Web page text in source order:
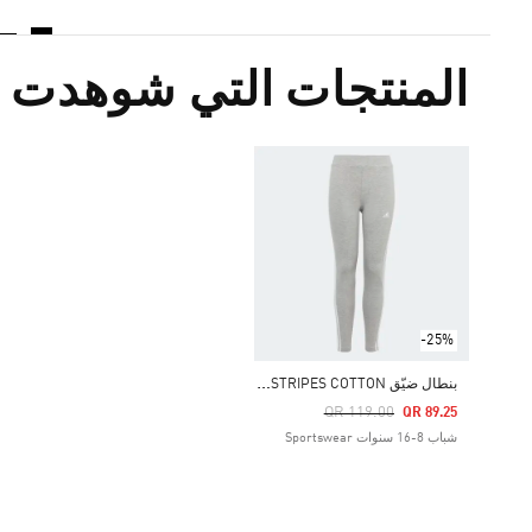
المنتجات التي شوهدت
-25%
ب
نطال ضيّق ESSENTIALS 3-STRIPES COTTON
Price Reduced From
QR 119.00
To QR 89.25
شباب 8-16 سنوات Sportswear